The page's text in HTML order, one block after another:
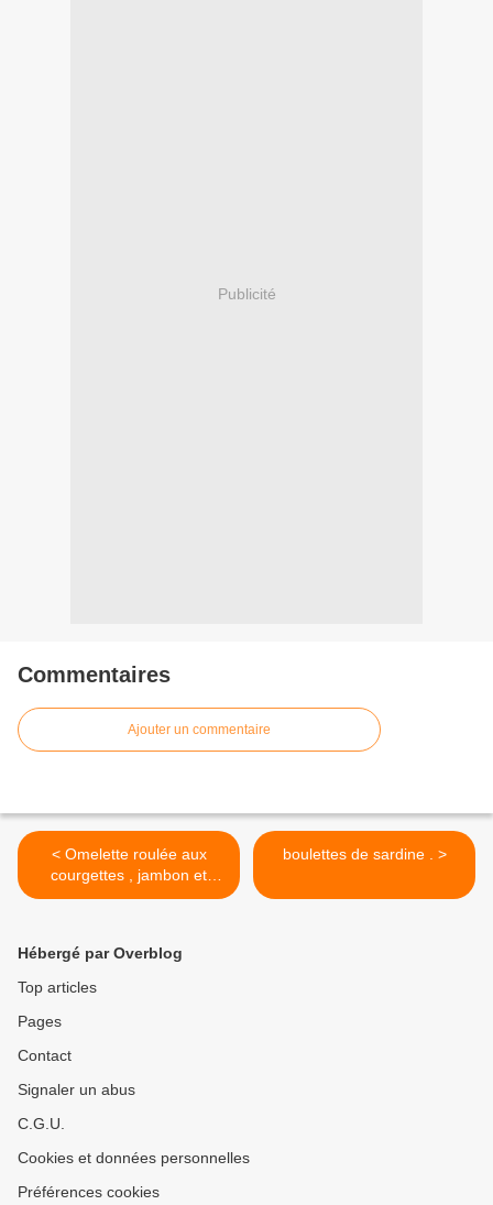
Publicité
Commentaires
Ajouter un commentaire
< Omelette roulée aux
courgettes , jambon et
fromage .
boulettes de sardine . >
Hébergé par Overblog
Top articles
Pages
Contact
Signaler un abus
C.G.U.
Cookies et données personnelles
Préférences cookies